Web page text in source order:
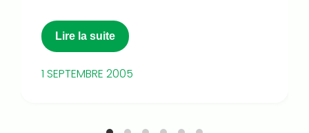
Lire la suite
1 SEPTEMBRE 2005